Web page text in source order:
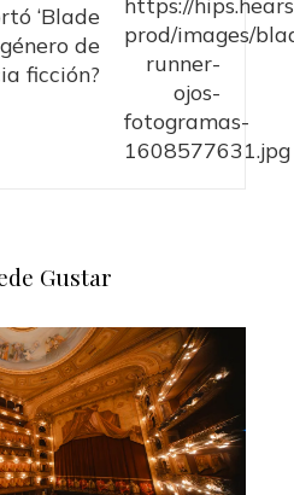
‘Blade
de
ficción?
Gustar